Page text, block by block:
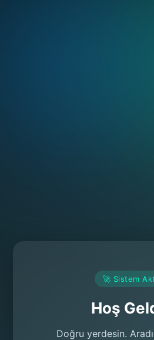
🚀 Sistem
Hoş
Doğru yerdesin.